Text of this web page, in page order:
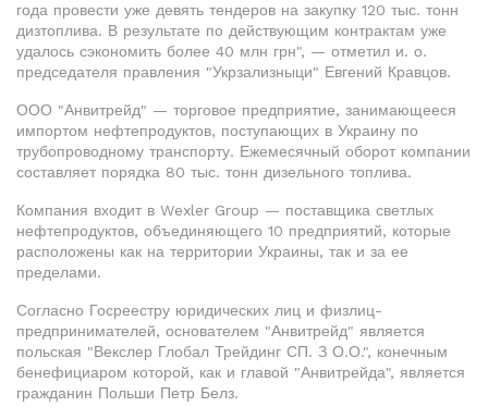
года провести уже девять тендеров на закупку 120 тыс. тонн
дизтоплива. В результате по действующим контрактам уже
удалось сэкономить более 40 млн грн", — отметил и. о.
председателя правления "Укрзализныци" Евгений Кравцов.
ООО "Анвитрейд" — торговое предприятие, занимающееся
импортом нефтепродуктов, поступающих в Украину по
трубопроводному транспорту. Ежемесячный оборот компании
составляет порядка 80 тыс. тонн дизельного топлива.
Компания входит в Wexler Group — поставщика светлых
нефтепродуктов, объединяющего 10 предприятий, которые
расположены как на территории Украины, так и за ее
пределами.
Согласно Госреестру юридических лиц и физлиц-
предпринимателей, основателем "Анвитрейд" является
польская "Векслер Глобал Трейдинг СП. З О.О.", конечным
бенефициаром которой, как и главой "Анвитрейда", является
гражданин Польши Петр Белз.